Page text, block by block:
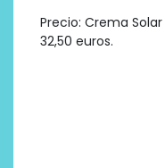
Precio: Crema
32,50 euros.